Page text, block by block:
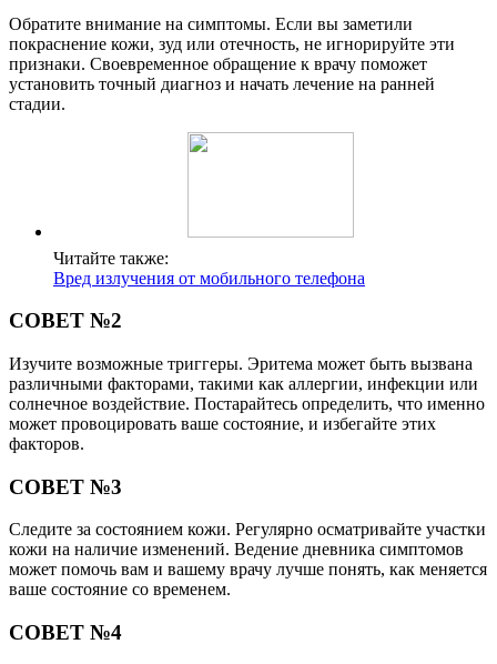
Обратите внимание на симптомы. Если вы заметили
покраснение кожи, зуд или отечность, не игнорируйте эти
признаки. Своевременное обращение к врачу поможет
установить точный диагноз и начать лечение на ранней
стадии.
Читайте также:
Вред излучения от мобильного телефона
СОВЕТ №2
Изучите возможные триггеры. Эритема может быть вызвана
различными факторами, такими как аллергии, инфекции или
солнечное воздействие. Постарайтесь определить, что именно
может провоцировать ваше состояние, и избегайте этих
факторов.
СОВЕТ №3
Следите за состоянием кожи. Регулярно осматривайте участки
кожи на наличие изменений. Ведение дневника симптомов
может помочь вам и вашему врачу лучше понять, как меняется
ваше состояние со временем.
СОВЕТ №4